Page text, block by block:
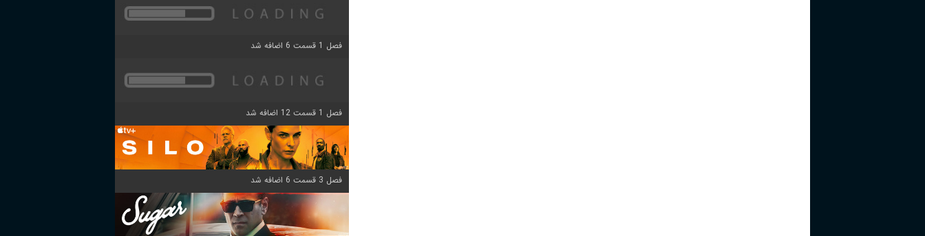
فصل 1 قسمت 6 اضافه شد
فصل 1 قسمت 12 اضافه شد
فصل 3 قسمت 6 اضافه شد